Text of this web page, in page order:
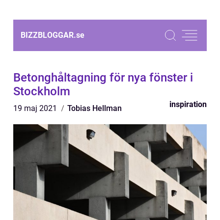
BIZZBLOGGAR.se
Betonghåltagning för nya fönster i
Stockholm
19 maj 2021 Tobias Hellman inspiration